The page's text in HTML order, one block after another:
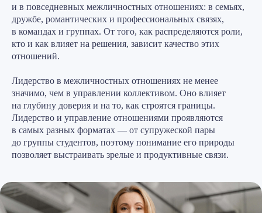
и в повседневных межличностных отношениях: в семьях,
дружбе, романтических и профессиональных связях,
в командах и группах. От того, как распределяются роли,
кто и как влияет на решения, зависит качество этих
отношений.
Лидерство в межличностных отношениях не менее
значимо, чем в управлении коллективом. Оно влияет
на глубину доверия и на то, как строятся границы.
Лидерство и управление отношениями проявляются
в самых разных форматах — от супружеской пары
до группы студентов, поэтому понимание его природы
позволяет выстраивать зрелые и продуктивные связи.